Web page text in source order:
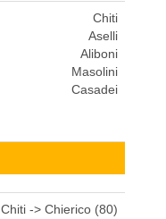
Chiti
Aselli
Aliboni
Masolini
Casadei
Chiti -> Chierico (80)